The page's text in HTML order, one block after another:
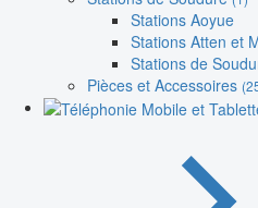
Stations Aoyue
Stations Atten et
Stations de
Pièces et Accessoires